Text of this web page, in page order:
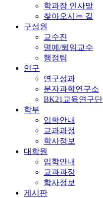
학과장 인사말
찾아오시는 길
구성원
교수진
명예/퇴임교수
행정팀
연구
연구성과
분자과학연구소
BK21교육연구단
학부
입학안내
교과과정
학사정보
대학원
입학안내
교과과정
학사정보
게시판